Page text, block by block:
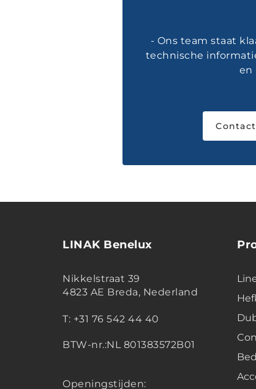
- Ons team staat
technische
en
LINAK Benelux
Nikkelstraat 39
4823 AE Breda, Nederland
T: +31 76 542 44 40
BTW-nr.:NL 801383572B01
Openingstijden: